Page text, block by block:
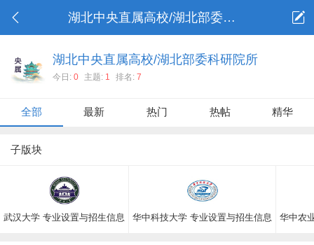
湖北中央直属高校/湖北部委科研院所
湖北中央直属高校/湖北部委科研院所
今日: 0 主题: 1 排名: 7
全部 最新 热门 热帖 精华
子版块
武汉大学 专业设置与招生信息 华中科技大学 专业设置与招生信息 华中农